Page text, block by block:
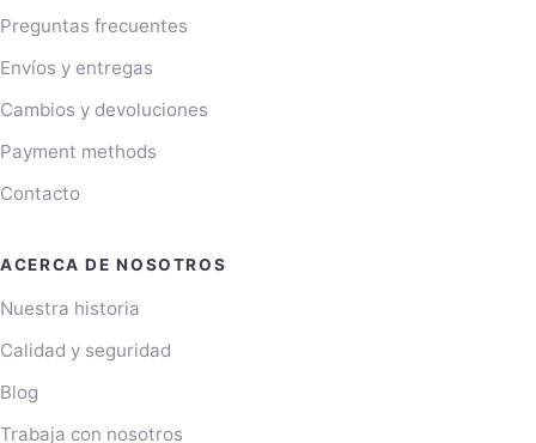
Preguntas frecuentes
Envíos y entregas
Cambios y devoluciones
Payment methods
Contacto
ACERCA DE NOSOTROS
Nuestra historia
Calidad y seguridad
Blog
Trabaja con nosotros